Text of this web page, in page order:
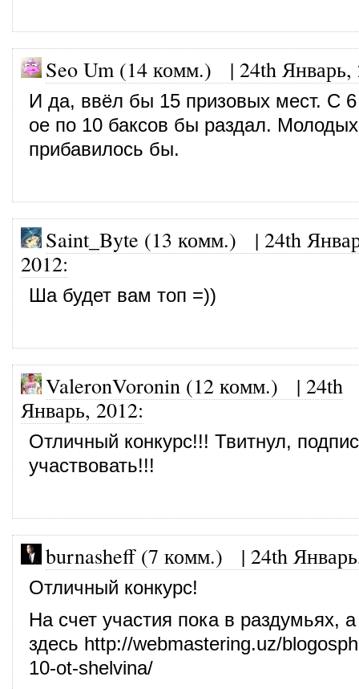
Seo Um (14 комм.) | 24th Январь,
И да, ввёл бы 15 призовых мест. С
ое по 10 баксов бы раздал.
прибавилось бы.
Saint_Byte (13 комм.) | 24th
2012:
Ша будет вам топ =))
ValeronVoronin (12 комм.) | 24th
Январь, 2012:
Отличный конкурс!!! Твитнул,
участвовать!!!
burnasheff (7 комм.) | 24th
Отличный конкурс!
На счет участия пока в раздумьях,
здесь http://webmastering.uz/
10-ot-shelvina/